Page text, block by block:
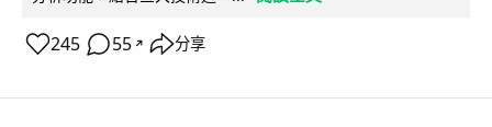
245 55 ↗ 分享